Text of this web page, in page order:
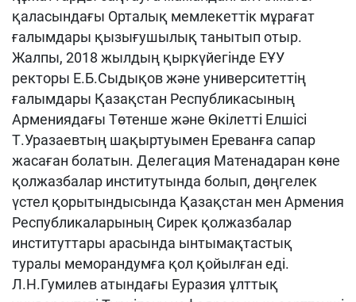
қаласындағы Орталық мемлекеттік мұрағат
ғалымдары қызығушылық танытып отыр.
Жалпы, 2018 жылдың қыркүйегінде ЕҰУ
ректоры Е.Б.Сыдықов және университеттің
ғалымдары Қазақстан Республикасының
Армениядағы Төтенше және Өкілетті Елшісі
Т.Уразаевтың шақыртуымен Ереванға сапар
жасаған болатын. Делегация Матенадаран көне
қолжазбалар институтында болып, дөңгелек
үстел қорытындысында Қазақстан мен Армения
Республикаларының Сирек қолжазбалар
институттары арасында ынтымақтастық
туралы меморандумға қол қойылған еді.
Л.Н.Гумилев атындағы Еуразия ұлттық